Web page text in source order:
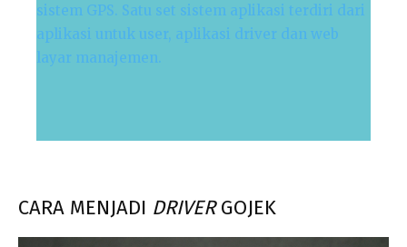
sistem GPS. Satu set sistem aplikasi terdiri dari
aplikasi untuk user, aplikasi driver dan web
layar manajemen.
CARA MENJADI DRIVERGOJEK